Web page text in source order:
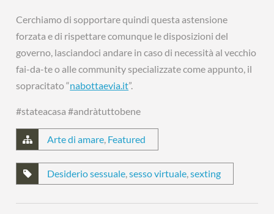
Cerchiamo di sopportare quindi questa astensione
forzata e di rispettare comunque le disposizioni del
governo, lasciandoci andare in caso di necessità al vecchio
fai-da-te o alle community specializzate come appunto, il
sopracitato “nabottaevia.it”.
#stateacasa #andràtuttobene
Arte di amare Featured
Desiderio sessuale ,sesso virtuale ,sexting